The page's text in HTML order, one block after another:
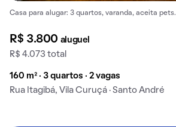
Casa para alugar: 3 quartos, varanda, aceita pets.
R$ 3.800 aluguel
R$ 4.073 total
160 m² · 3 quartos · 2 vagas
Rua Itagibá, Vila Curuçá · Santo André